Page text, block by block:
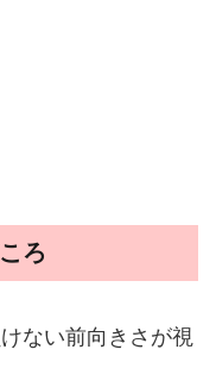
ろ
ない前向きさが視